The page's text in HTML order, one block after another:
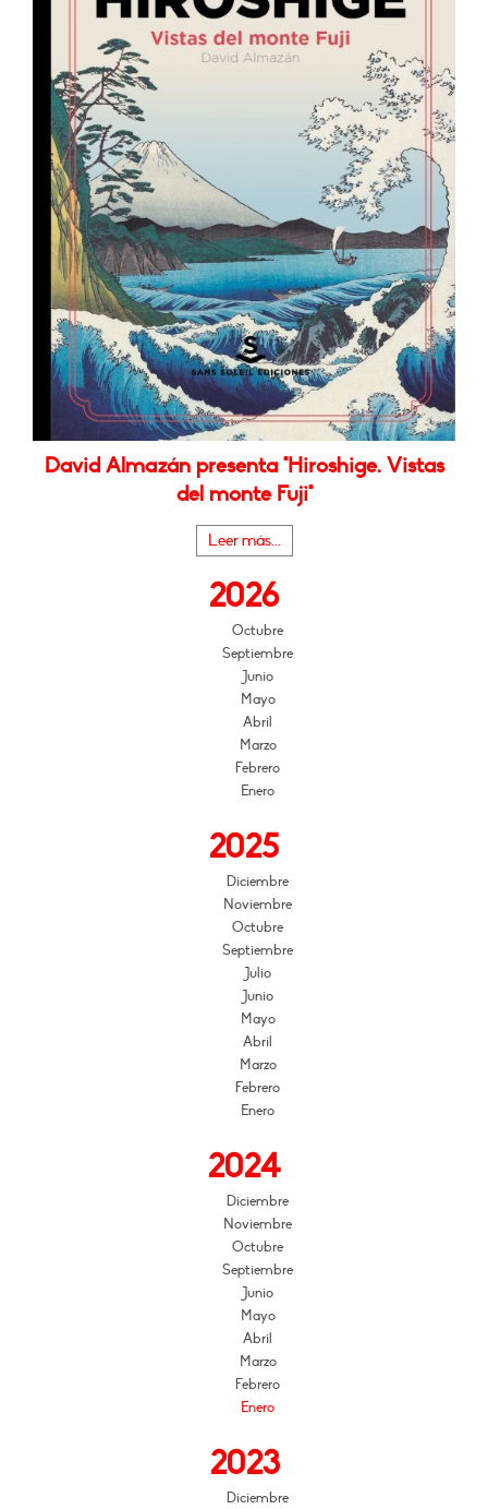
David Almazán presenta "Hiroshige. Vistas
del monte Fuji"
Leer más...
2026
Octubre
Septiembre
Junio
Mayo
Abril
Marzo
Febrero
Enero
2025
Diciembre
Noviembre
Octubre
Septiembre
Julio
Junio
Mayo
Abril
Marzo
Febrero
Enero
2024
Diciembre
Noviembre
Octubre
Septiembre
Junio
Mayo
Abril
Marzo
Febrero
Enero
2023
Diciembre